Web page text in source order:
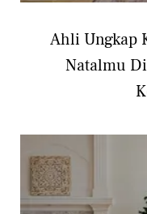
Ahli Ungkap
Natalmu